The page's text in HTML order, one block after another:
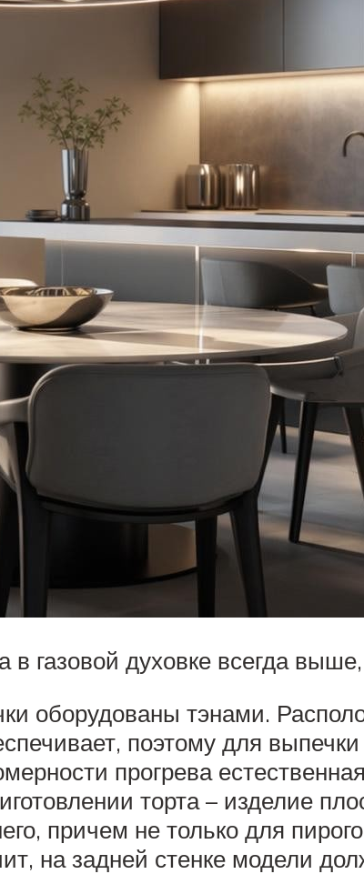
газовой духовке всегда
оборудованы тэнами.
поэтому для
прогрева
торта – изделие
причем не только для
на задней стенке модели